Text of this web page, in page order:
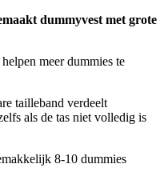
dummyvest met grote
meer dummies te
tailleband verdeelt
als de tas niet volledig is
8-10 dummies